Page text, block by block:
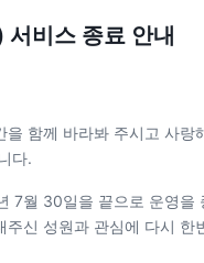
비스 종료 안내
을 함께 바라봐 주시고 사랑
다.
7월 30일을 끝으로 운영을
주신 성원과 관심에 다시 한